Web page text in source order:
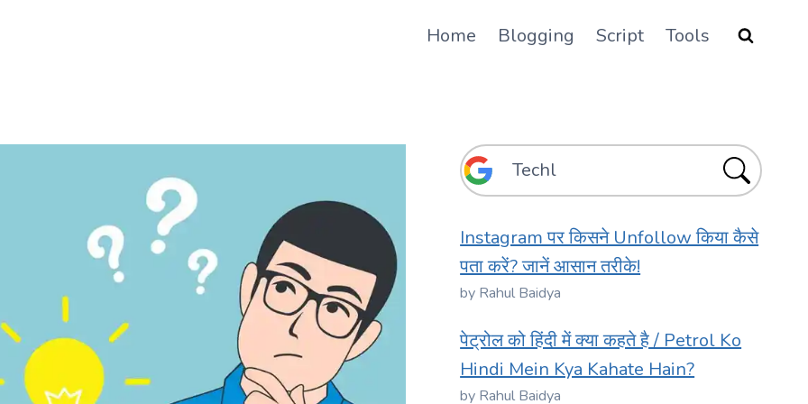
Home Blogging Script Tools
Instagram पर किसने Unfollow किया कैसे
पता करें? जानें आसान तरीके!
by Rahul Baidya
पेट्रोल को हिंदी में क्या कहते है / Petrol Ko
Hindi Mein Kya Kahate Hain?
by Rahul Baidya